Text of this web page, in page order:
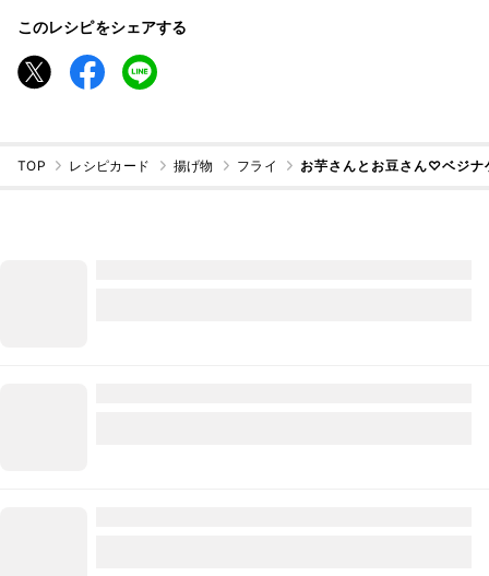
このレシピをシェアする
TOP レシピカード 揚げ物 フライ お芋さんとお豆さん♡ベジナ